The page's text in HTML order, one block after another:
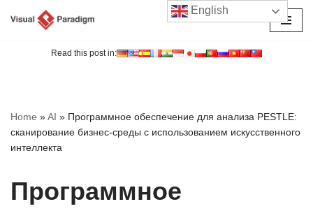
Read this post in:
Home »AI » Программное обеспечение для анализа PESTLE:
сканирование бизнес-среды с использованием искусственного
интеллекта
Программное
English